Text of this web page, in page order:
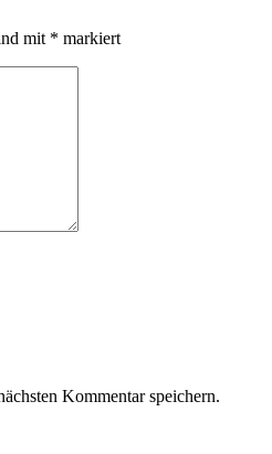
mit * markiert
Kommentar speichern.